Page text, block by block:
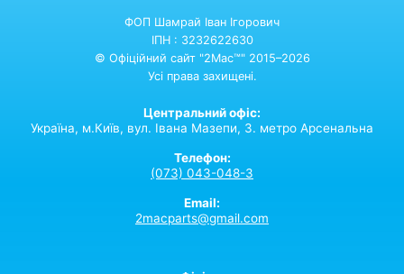
ФОП Шамрай Іван Ігорович
ІПН : 3232622630
© Офіційний сайт "2Mac™" 2015–2026
Усі права захищені.
Центральний офіс:
Україна, м.Київ, вул. Івана Мазепи, 3. метро Арсенальна
Телефон:
(073) 043-048-3
Email:
2macparts@gmail.com